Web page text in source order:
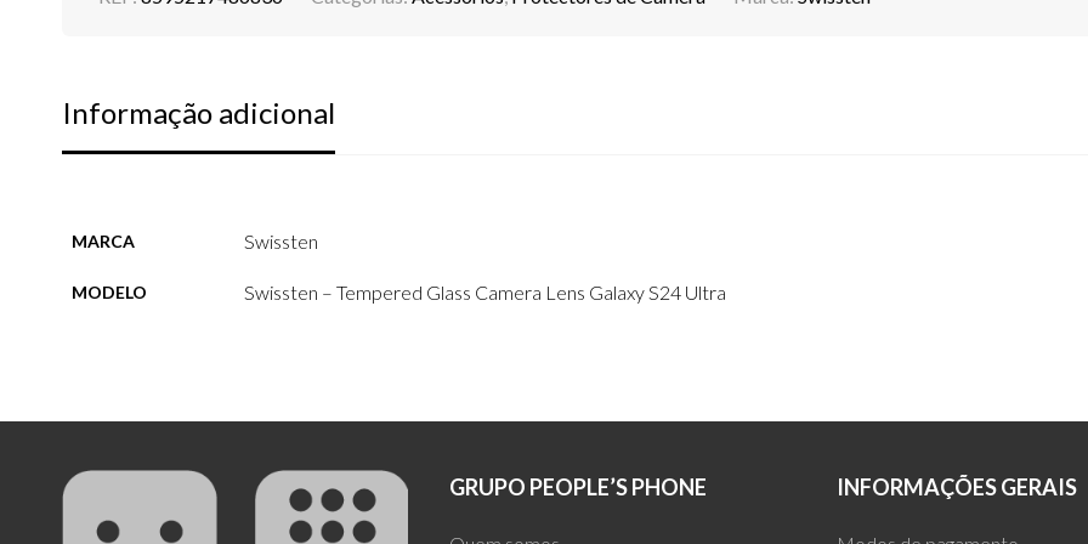
Informação adicional
MARCA Swissten
MODELO Swissten – Tempered Glass Camera Lens Galaxy S24 Ultra
GRUPO PEOPLE’S PHONE INFORMAÇÕES GERAIS